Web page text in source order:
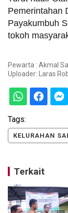
Pemerintahan
Payakumbuh
tokoh
Pewarta : Akmal
Uploader:
Laras
Tags:
KELURAHAN
Terkait